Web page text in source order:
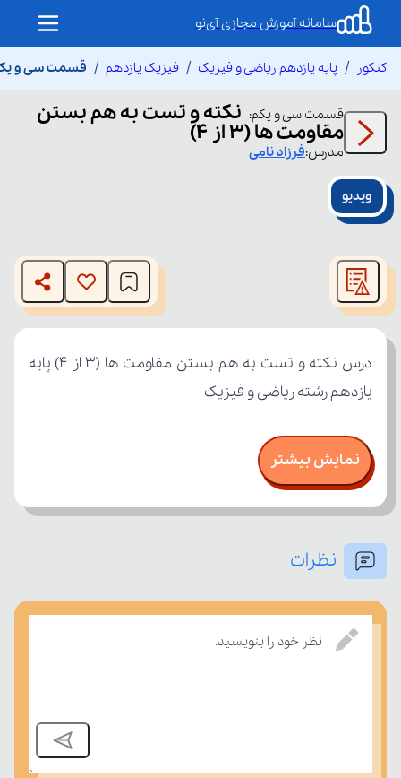
سامانه آموزش مجازی آی‌نو
کنکور پایه یازدهم ریاضی و فیزیک فیزیک یازدهم قسمت سی و یکم
قسمت سی و یکم: نکته و تست به هم بستن
مقاومت ها (3 از ۴)
مدرس:فرزادنامی
ویدیو
modal
window.
The media could not be loaded, either because the server
or network failed or because the format is not supported.
یازدهم رشته ریاضی و فیزیک
نمایش بیشتر
نظرات
نظر خود را بنویسید.